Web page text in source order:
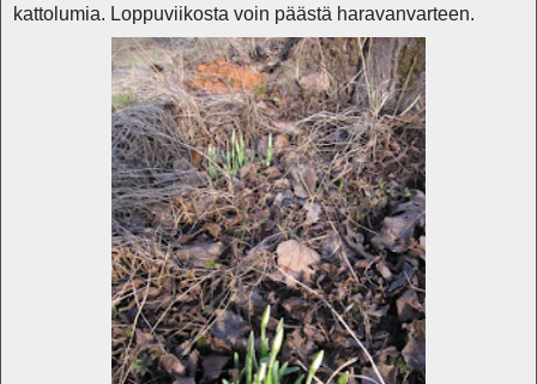
kattolumia. Loppuviikosta voin päästä haravanvarteen.